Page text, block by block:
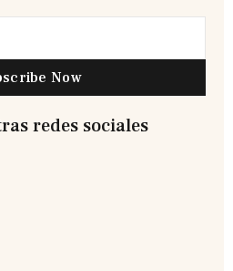
Now
redes sociales